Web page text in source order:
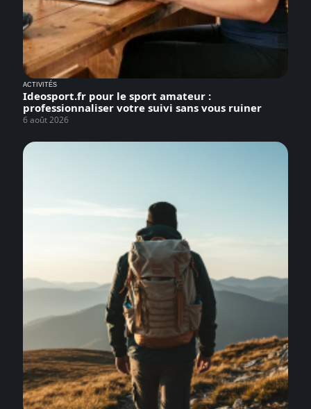
ACTIVITÉS
Ideosport.fr pour le sport amateur :
professionnaliser votre suivi sans vous ruiner
6 août 2026